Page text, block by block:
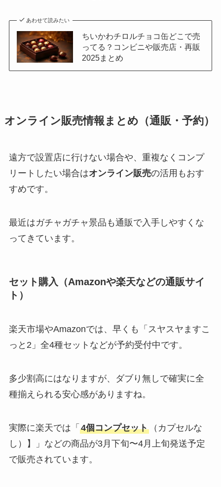
あわせて読みたい
ちいかわチロルチョコ缶どこで売
ってる？コンビニや販売店・再販
2025まとめ
オンライン販売情報まとめ（通販・予約）
遠方で設置店に行けない場合や、重複なくコンプ
リートしたい場合はオンライン販売の活用もおす
すめです。
最近はガチャガチャ景品も通販で入手しやすくな
ってきています。
セット購入（Amazonや楽天などの通販サイ
ト）
楽天市場やAmazonでは、早くも「スヤスヤますこ
っと2」全4種セットなどが予約受付中です​。
多少割高にはなりますが、ダブり無しで確実に全
種揃えられる安心感がありますね。
実際に楽天では「 4個コンプセット（カプセルな
し）】」などの商品が3月下旬〜4月上旬発送予定
で販売されています​。